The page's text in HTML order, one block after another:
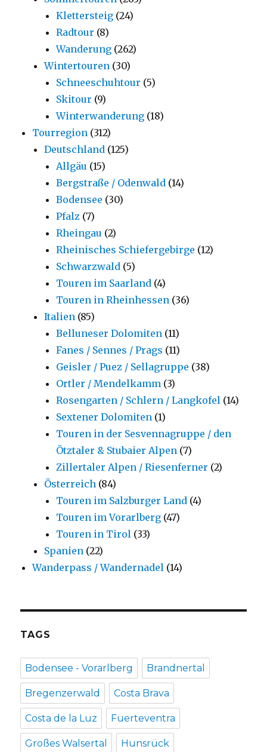
Klettersteig (24)
Radtour (8)
Wanderung (262)
Wintertouren (30)
Schneeschuhtour (5)
Skitour (9)
Winterwanderung (18)
Tourregion (312)
Deutschland (125)
Allgäu (15)
Bergstraße / Odenwald (14)
Bodensee (30)
Pfalz (7)
Rheingau (2)
Rheinisches Schiefergebirge (12)
Schwarzwald (5)
Touren im Saarland (4)
Touren in Rheinhessen (36)
Italien (85)
Belluneser Dolomiten (11)
Fanes / Sennes / Prags (11)
Geisler / Puez / Sellagruppe (38)
Ortler / Mendelkamm (3)
Rosengarten / Schlern / Langkofel (14)
Sextener Dolomiten (1)
Touren in der Sesvennagruppe / den
Ötztaler & Stubaier Alpen (7)
Zillertaler Alpen / Riesenferner (2)
Österreich (84)
Touren im Salzburger Land (4)
Touren im Vorarlberg (47)
Touren in Tirol (33)
Spanien (22)
Wanderpass / Wandernadel (14)
TAGS
Bodensee - Vorarlberg Brandnertal
Bregenzerwald Costa Brava
Costa de la Luz Fuerteventra
Großes Walsertal Hunsrück